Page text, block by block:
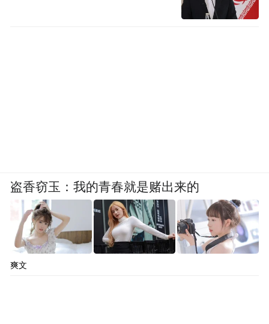
盗香窃玉：我的青春就是赌出来的
爽文